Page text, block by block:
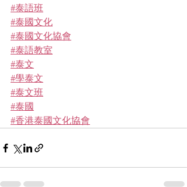
#泰語班
#泰國文化
#泰國文化協會
#泰語教室
#泰文
#學泰文
#泰文班
#泰國
#香港泰國文化協會